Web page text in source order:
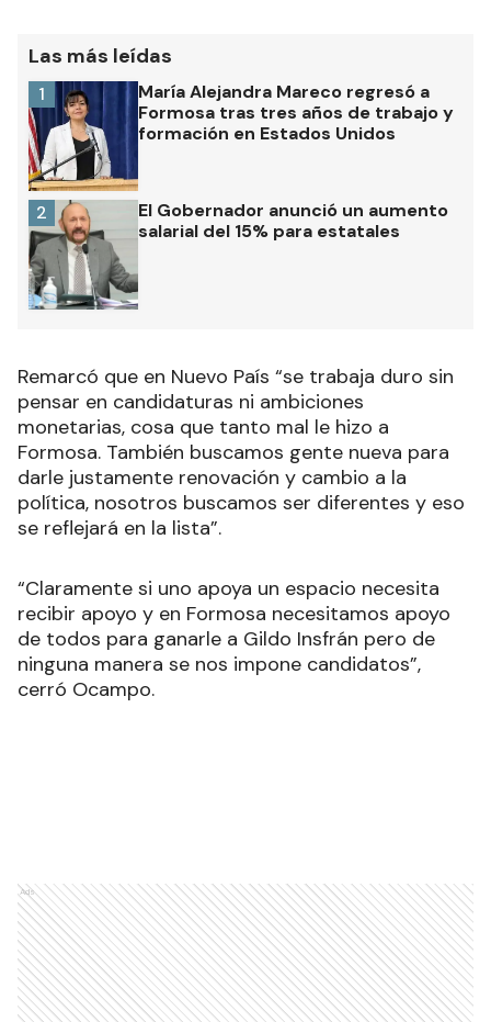
Las más leídas
María Alejandra Mareco regresó a
Formosa tras tres años de trabajo y
formación en Estados Unidos
1
El Gobernador anunció un aumento
salarial del 15% para estatales
2
Remarcó que en Nuevo País “se trabaja duro sin
pensar en candidaturas ni ambiciones
monetarias, cosa que tanto mal le hizo a
Formosa. También buscamos gente nueva para
darle justamente renovación y cambio a la
política, nosotros buscamos ser diferentes y eso
se reflejará en la lista”.
“Claramente si uno apoya un espacio necesita
recibir apoyo y en Formosa necesitamos apoyo
de todos para ganarle a Gildo Insfrán pero de
ninguna manera se nos impone candidatos”,
cerró Ocampo.
Ads